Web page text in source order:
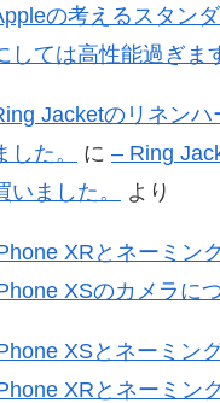
の考えるスタン
しては高性能過ぎま
Jacketのリネン
した。
に – Ring
いました。
より
XRとネーミン
XSのカメラにつ
XSとネーミン
XRとネーミン